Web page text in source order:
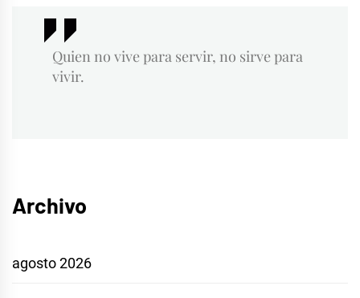
Quien no vive para servir, no sirve para
vivir.
Archivo
agosto 2026